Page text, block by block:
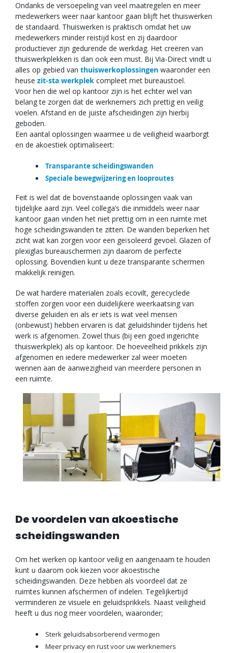
Ondanks de versoepeling van veel maatregelen en meer
medewerkers weer naar kantoor gaan blijft het thuiswerken
de standaard. Thuiswerken is praktisch omdat het uw
medewerkers minder reistijd kost en zij daardoor
productiever zijn gedurende de werkdag. Het creëren van
thuiswerkplekken is dan ook een must. Bij Via-Direct vindt u
alles op gebied van thuiswerkoplossingen waaronder een
heuse zit-sta werkplek compleet met bureaustoel.
Voor hen die wel op kantoor zijn is het echter wel van
belang te zorgen dat de werknemers zich prettig en veilig
voelen. Afstand en de juiste afscheidingen zijn hierbij
geboden.
Een aantal oplossingen waarmee u de veiligheid waarborgt
en de akoestiek optimaliseert:
Transparante scheidingswanden
Speciale bewegwijzering en looproutes
Feit is wel dat de bovenstaande oplossingen vaak van
tijdelijke aard zijn. Veel collega’s die inmiddels weer naar
kantoor gaan vinden het niet prettig om in een ruimte met
hoge scheidingswanden te zitten. De wanden beperken het
zicht wat kan zorgen voor een geïsoleerd gevoel. Glazen of
plexiglas bureauschermen zijn daarom de perfecte
oplossing. Bovendien kunt u deze transparante schermen
makkelijk reinigen.
De wat hardere materialen zoals ecovilt, gerecyclede
stoffen zorgen voor een duidelijkere weerkaatsing van
diverse geluiden en als er iets is wat veel mensen
(onbewust) hebben ervaren is dat geluidshinder tijdens het
werk is afgenomen. Zowel thuis (bij een goed ingerichte
thuiswerkplek) als op kantoor. De hoeveelheid prikkels zijn
afgenomen en iedere medewerker zal weer moeten
wennen aan de aanwezigheid van meerdere personen in
een ruimte.
De voordelen van akoestische
scheidingswanden
Om het werken op kantoor veilig en aangenaam te houden
kunt u daarom ook kiezen voor akoestische
scheidingswanden. Deze hebben als voordeel dat ze
ruimtes kunnen afschermen of indelen. Tegelijkertijd
verminderen ze visuele en geluidsprikkels. Naast veiligheid
heeft u dus nog meer voordelen, waaronder;
Sterk geluidsabsorberend vermogen
Meer privacy en rust voor uw werknemers